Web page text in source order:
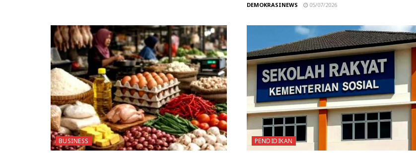
DEMOKRASINEWS 05/07/2026
BUSINESS PENDIDIKAN